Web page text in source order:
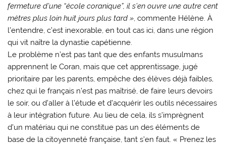
fermeture d’une “école coranique”, il s’en ouvre une autre cent
mètres plus loin huit jours plus tard », commente Hélène. À
l’entendre, c’est inexorable, en tout cas ici, dans une région
qui vit naître la dynastie capétienne.
Le problème n’est pas tant que des enfants musulmans
apprennent le Coran, mais que cet apprentissage, jugé
prioritaire par les parents, empêche des élèves déjà faibles,
chez qui le français n’est pas maîtrisé, de faire leurs devoirs
le soir, ou d’aller à l’étude et d’acquérir les outils nécessaires
à leur intégration future. Au lieu de cela, ils s’imprègnent
d’un matériau qui ne constitue pas un des éléments de
base de la citoyenneté française, tant s’en faut. « Prenez les